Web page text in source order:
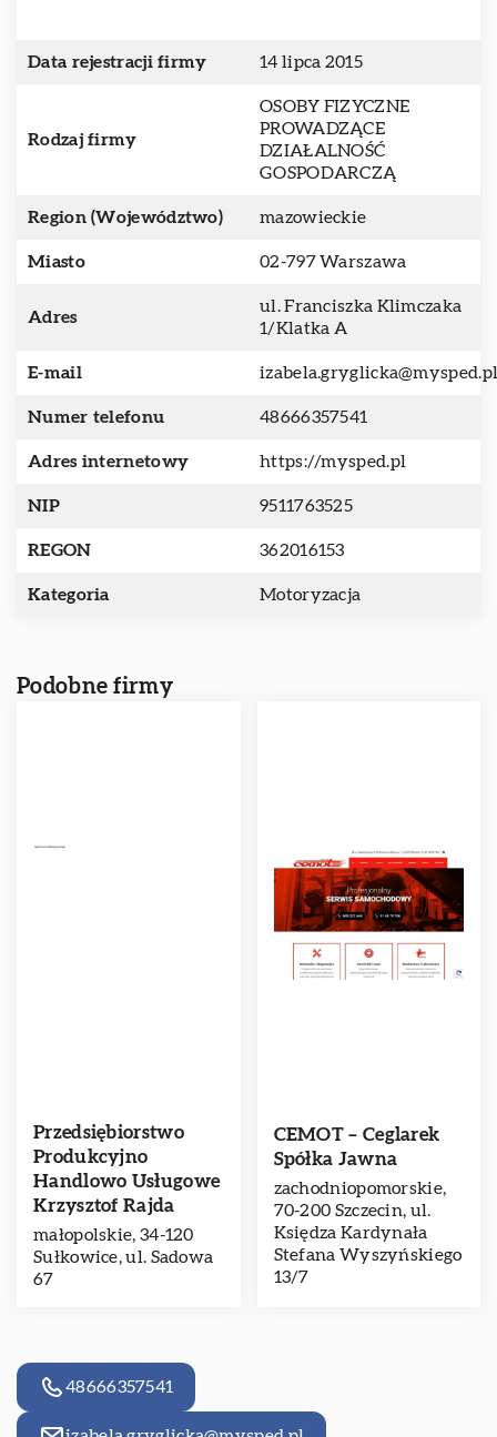
Data rejestracji firmy 14 lipca 2015
Rodzaj firmy
OSOBY FIZYCZNE
PROWADZĄCE
DZIAŁALNOŚĆ
GOSPODARCZĄ
Region (Województwo) mazowieckie
Miasto 02-797 Warszawa
Adres
ul. Franciszka Klimczaka
1/Klatka A
E-mail
Numer telefonu 48666357541
Adres internetowy https://mysped.pl
NIP 9511763525
REGON 362016153
Kategoria Motoryzacja
Podobne firmy
Przedsiębiorstwo
Produkcyjno
Handlowo Usługowe
Krzysztof Rajda
małopolskie, 34-120
Sułkowice, ul. Sadowa
67
CEMOT – Ceglarek
Spółka Jawna
zachodniopomorskie,
70-200 Szczecin, ul.
Księdza Kardynała
Stefana Wyszyńskiego
13/7
48666357541